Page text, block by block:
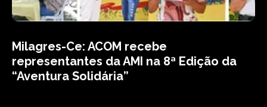
Milagres-Ce: ACOM recebe
representantes da AMI na 8ª Edição da
“Aventura Solidária”